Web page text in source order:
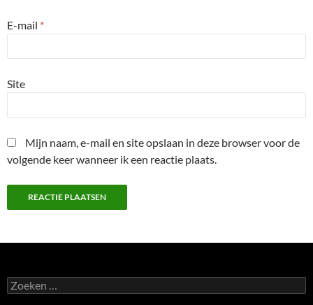
E-mail *
Site
Mijn naam, e-mail en site opslaan in deze browser voor de
volgende keer wanneer ik een reactie plaats.
Zoeken
naar: